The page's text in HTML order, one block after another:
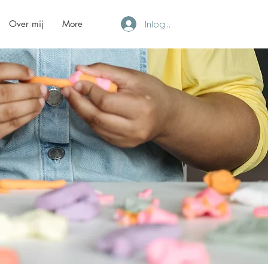
Over mij More Inloggen